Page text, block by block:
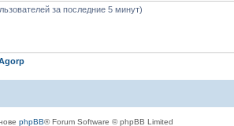
за последние 5 минут)
phpBB® Forum Software © phpBB Limited